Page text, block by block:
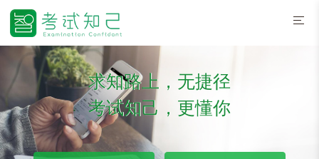
求知路上，无捷径
考试知己，更懂你